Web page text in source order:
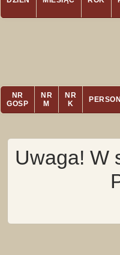
NR
GOSP
NR
M
NR
K
Uwaga! W